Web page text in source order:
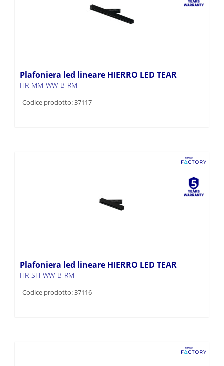
Plafoniera led lineare HIERRO LED TEAR
HR-MM-WW-B-RM
Codice prodotto: 37117
Plafoniera led lineare HIERRO LED TEAR
HR-SH-WW-B-RM
Codice prodotto: 37116